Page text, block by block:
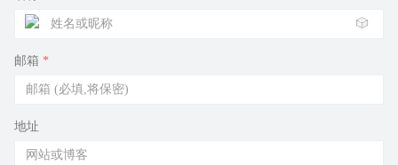
🎲
邮箱 *
地址